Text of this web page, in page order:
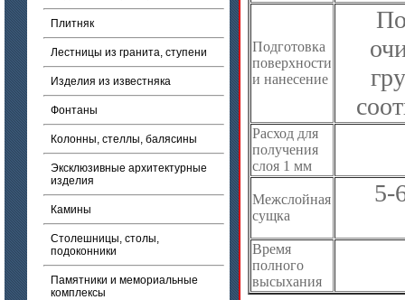
Плитняк
Лестницы из гранита, ступени
Изделия из известняка
Фонтаны
Колонны, стеллы, балясины
Эксклюзивные архитектурные
изделия
Камины
Столешницы, столы,
подоконники
Памятники и мемориальные
комплексы
Подготовка
поверхности
и нанесение
Расход для
получения
слоя 1 мм
Межслойная
сущка
5-
Время
полного
высыхания